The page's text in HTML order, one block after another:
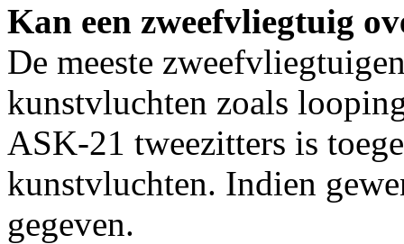
Kan een zweefvliegtuig
De meeste
kunstvluchten zoals
ASK-21 tweezitters is
kunstvluchten. Indien
gegeven.